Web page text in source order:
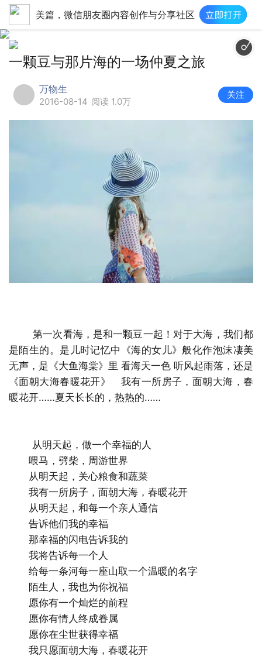
美篇，微信朋友圈内容创作与分享社区
一颗豆与那片海的一场仲夏之旅
万物生
2016-08-14 阅读 1.0万
关注
第一次看海，是和一颗豆一起！对于大海，我们都
是陌生的。是儿时记忆中《海的女儿》般化作泡沫凄美
无声，是《大鱼海棠》里 看海天一色 听风起雨落，还是
《面朝大海春暖花开》 我有一所房子，面朝大海，春
暖花开……夏天长长的，热热的……
从明天起，做一个幸福的人
喂马，劈柴，周游世界
从明天起，关心粮食和蔬菜
我有一所房子，面朝大海，春暖花开
从明天起，和每一个亲人通信
告诉他们我的幸福
那幸福的闪电告诉我的
我将告诉每一个人
给每一条河每一座山取一个温暖的名字
陌生人，我也为你祝福
愿你有一个灿烂的前程
愿你有情人终成眷属
愿你在尘世获得幸福
我只愿面朝大海，春暖花开
大鱼-文武贝钢琴版（电影《大鱼海棠》印象曲）|